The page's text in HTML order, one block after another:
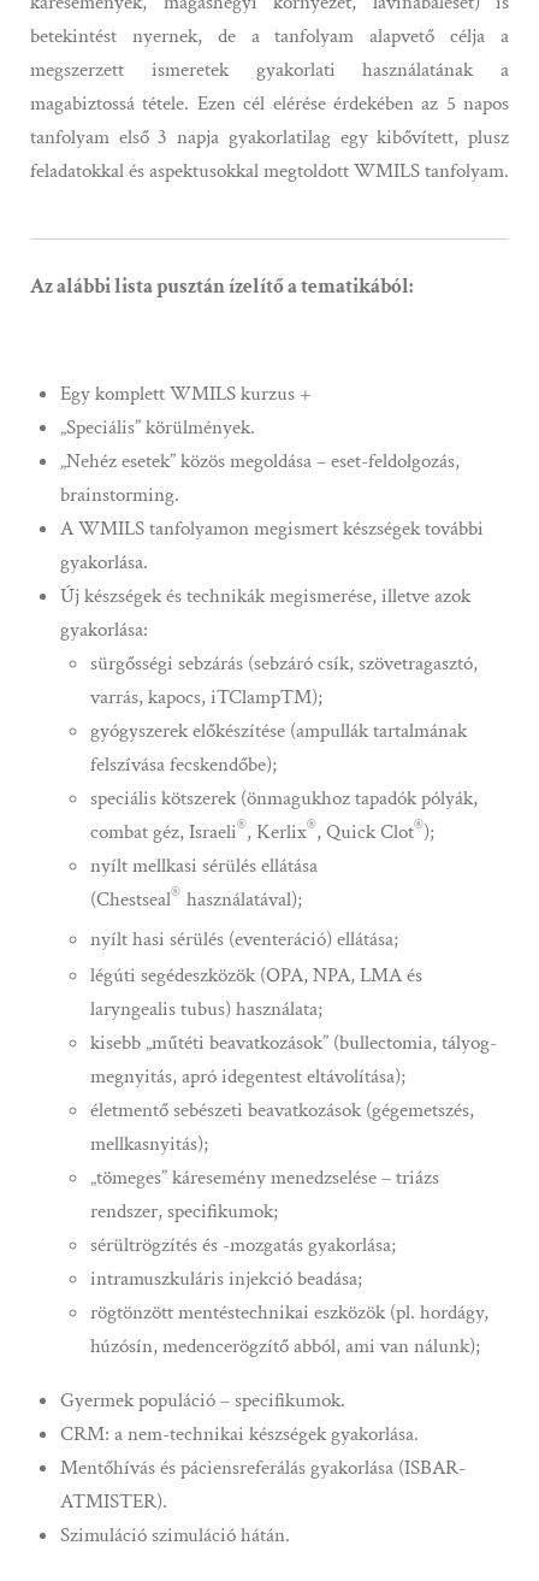
betekintést nyernek, de a tanfolyam alapvető célja a
megszerzett ismeretek gyakorlati használatának a
magabiztossá tétele. Ezen cél elérése érdekében az 5 napos
tanfolyam első 3 napja gyakorlatilag egy kibővített, plusz
feladatokkal és aspektusokkal megtoldott WMILS tanfolyam.
Az alábbi lista pusztán ízelítő a tematikából:
Egy komplett WMILS kurzus +
„Speciális” körülmények.
„Nehéz esetek” közös megoldása – eset-feldolgozás,
brainstorming.
A WMILS tanfolyamon megismert készségek további
gyakorlása.
Új készségek és technikák megismerése, illetve azok
gyakorlása:
sürgősségi sebzárás (sebzáró csík, szövetragasztó,
varrás, kapocs, iTClamp™);
gyógyszerek előkészítése (ampullák tartalmának
felszívása fecskendőbe);
speciális kötszerek (önmagukhoz tapadók pólyák,
combat géz, Israeli®, Kerlix®, Quick Clot®);
nyílt mellkasi sérülés ellátása
(Chestseal® használatával);
nyílt hasi sérülés (eventeráció) ellátása;
légúti segédeszközök (OPA, NPA, LMA és
laryngealis tubus) használata;
kisebb „műtéti beavatkozások” (bullectomia, tályog-
megnyitás, apró idegentest eltávolítása);
életmentő sebészeti beavatkozások (gégemetszés,
mellkasnyitás);
„tömeges” káresemény menedzselése– triázs
rendszer, specifikumok;
sérültrögzítés és -mozgatás gyakorlása;
intramuszkuláris injekció beadása;
rögtönzött mentéstechnikai eszközök (pl. hordágy,
húzósín, medencerögzítő abból, ami van nálunk);
Gyermek populáció – specifikumok.
CRM: a nem-technikai készségek gyakorlása.
Mentőhívás és páciensreferálás gyakorlása (ISBAR-
ATMISTER).
Szimuláció szimuláció hátán.